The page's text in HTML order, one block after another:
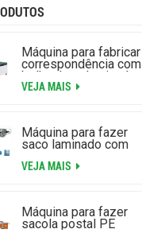
Máquina para fabricar
correspondência com
bolha de ar laminada
de alta velocidade
VEJA MAIS
Máquina para fazer
saco laminado com
VEJA MAIS
Máquina para fazer
sacola postal PE